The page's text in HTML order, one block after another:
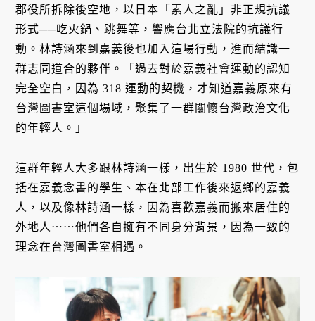
郡役所拆除後空地，以日本「素人之亂」非正規抗議
形式──吃火鍋、跳舞等，響應台北立法院的抗議行
動。林詩涵來到嘉義後也加入這場行動，進而結識一
群志同道合的夥伴。「過去對於嘉義社會運動的認知
完全空白，因為 318 運動的契機，才知道嘉義原來有
台灣圖書室這個場域，聚集了一群關懷台灣政治文化
的年輕人。」
這群年輕人大多跟林詩涵一樣，出生於 1980 世代，包
括在嘉義念書的學生、本在北部工作後來返鄉的嘉義
人，以及像林詩涵一樣，因為喜歡嘉義而搬來居住的
外地人⋯⋯他們各自擁有不同身分背景，因為一致的
理念在台灣圖書室相遇。